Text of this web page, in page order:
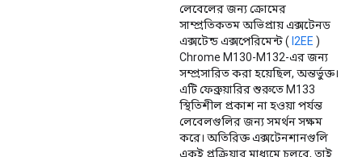
লেবেলের জন্য ক্রোমের
সাম্প্রতিকতম অভিপ্রায় এক্সটেনড
এক্সটেন্ড এক্সপেরিমেন্ট (I2EE )
Chrome M130-M132-এর জন্য
সম্প্রসারিত করা হয়েছিল, অন্তর্ভুক্ত।
এটি ফেব্রুয়ারির শুরুতে M133
স্থিতিশীল প্রকাশ না হওয়া পর্যন্ত
লেবেলগুলির জন্য সমর্থন সক্ষম
করে। অতিরিক্ত এক্সটেনশানগুলি
একই প্রক্রিয়ার মাধ্যমে চলবে, তাই